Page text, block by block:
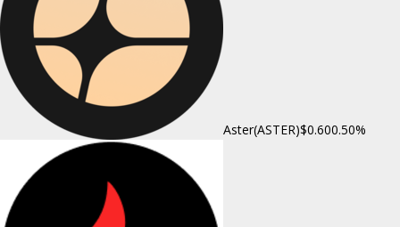
Aster(ASTER)$0.600.50%